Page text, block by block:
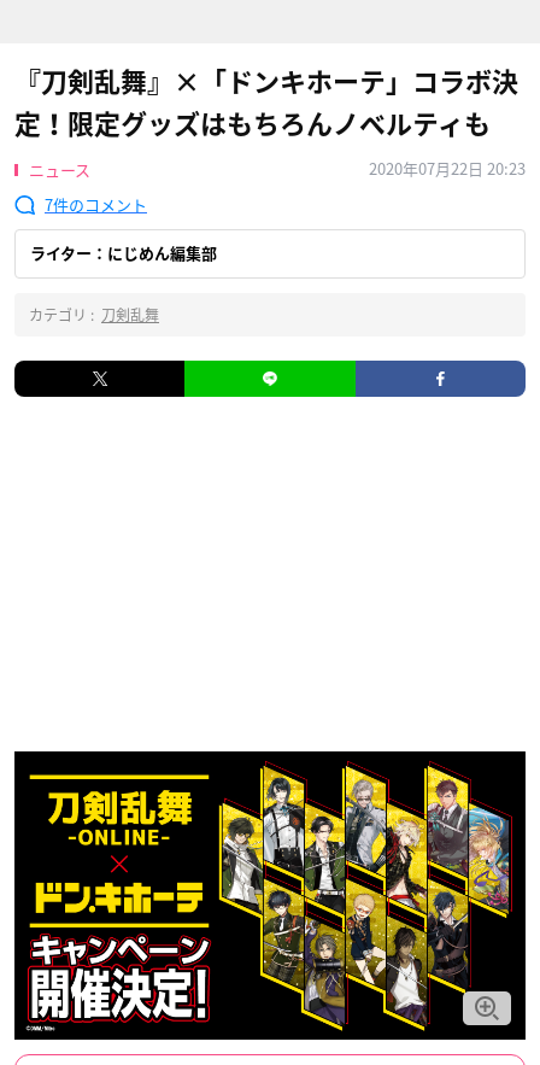
『刀剣乱舞』×「ドンキホーテ」コラボ決
定！限定グッズはもちろんノベルティも
ニュース
2020年07月22日 20:23
7
ライター：にじめん編集部
カテゴリ : 刀剣乱舞